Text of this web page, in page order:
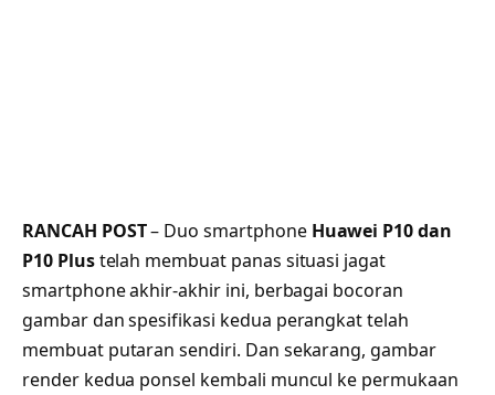
RANCAH POST– Duo smartphone Huawei P10 dan
P10 Plustelah membuat panas situasi jagat
smartphone akhir-akhir ini, berbagai bocoran
gambar dan spesifikasi kedua perangkat telah
membuat putaran sendiri. Dan sekarang, gambar
render kedua ponsel kembali muncul ke permukaan